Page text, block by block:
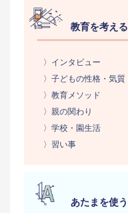
教育を考える
〉インタビュー
〉子どもの性格・気質
〉教育メソッド
〉親の関わり
〉学校・園生活
〉習い事
あたまを使う